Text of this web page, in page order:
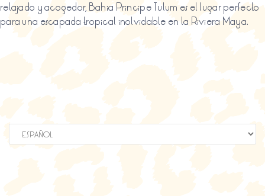
relajado y acogedor, Bahia Principe Tulum es el lugar perfecto
para una escapada tropical inolvidable en la Riviera Maya.
Elegir
un